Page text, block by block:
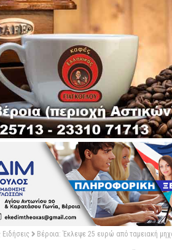
Βέροια: Έκλεψε 25 ευρώ από ταμειακή